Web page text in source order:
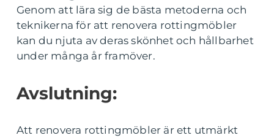
Genom att lära sig de bästa metoderna och
teknikerna för att renovera rottingmöbler
kan du njuta av deras skönhet och hållbarhet
under många år framöver.
Avslutning:
Att renovera rottingmöbler är ett utmärkt